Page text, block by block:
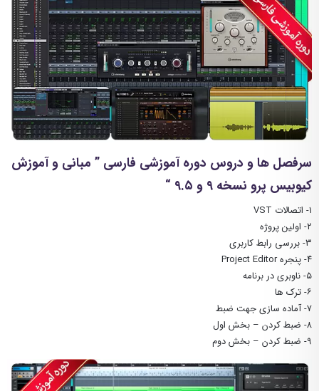
سرفصل ها و دروس دوره آموزشی فارسی ” مبانی و آموزش
کیوبیس پرو نسخه ۹ و ۹.۵ “
۱- اتصالات VST
۲- اولین پروژه
۳- بررسی رابط کاربری
۴- پنجره Project Editor
۵- ناوبری در برنامه
۶- ترک ها
۷- آماده سازی جهت ضبط
۸- ضبط کردن – بخش اول
۹- ضبط کردن – بخش دوم